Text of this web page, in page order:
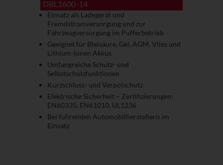
DBL1600-14
Einsatz als Ladegerät und
Fremdstromversorgung und zur
Fahrzeugversorgung im Pufferbetrieb
Geeignet für Bleisäure, Gel, AGM, Vlies und
Lithium-Ionen Akkus
Umfangreiche Schutz- und
Selbstschutzfunktionen
Kurzschluss- und Verpolschutz
Elektrische Sicherheit – Zertifizierungen:
EN60335, EN61010, UL1236
Bei führenden Automobil­herstellern im
Einsatz